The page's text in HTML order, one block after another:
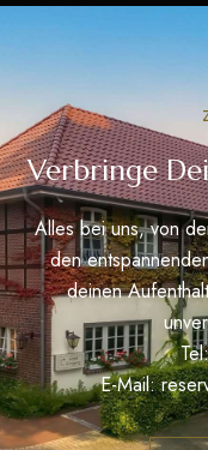
Verbringe
Alles bei uns, von
den
deinen
E-Mail: